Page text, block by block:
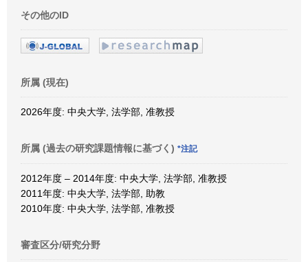
その他のID
所属 (現在)
2026年度: 中央大学, 法学部, 准教授
所属 (過去の研究課題情報に基づく) *注記
2012年度 – 2014年度: 中央大学, 法学部, 准教授
2011年度: 中央大学, 法学部, 助教
2010年度: 中央大学, 法学部, 准教授
審査区分/研究分野